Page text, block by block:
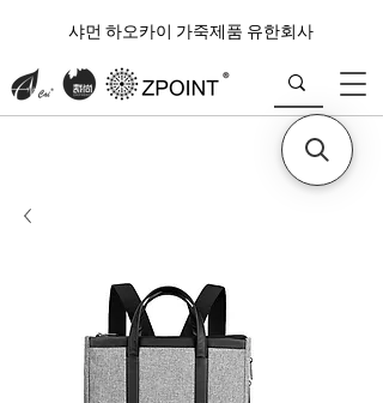
샤먼 하오카이 가죽제품 유한회사